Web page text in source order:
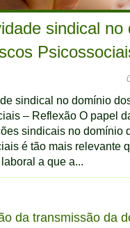
sindical no
sindical no domínio
– Reflexão O papel
sindicais no domínio
é tão mais relevante
a que a...
da transmissão da